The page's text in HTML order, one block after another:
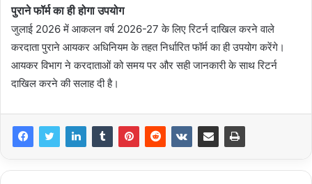
पुराने फॉर्म का ही होगा उपयोग
जुलाई 2026 में आकलन वर्ष 2026-27 के लिए रिटर्न दाखिल करने वाले
करदाता पुराने आयकर अधिनियम के तहत निर्धारित फॉर्म का ही उपयोग करेंगे।
आयकर विभाग ने करदाताओं को समय पर और सही जानकारी के साथ रिटर्न
दाखिल करने की सलाह दी है।